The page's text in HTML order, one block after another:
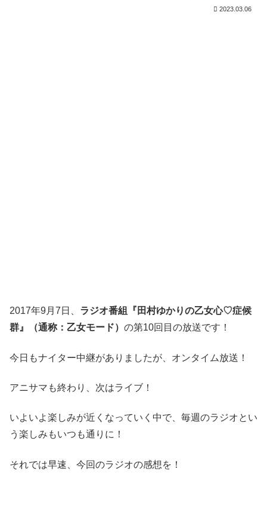
2023.03.06
2017年9月7日、 ラジオ番組『田村ゆかりの乙女心♡症候
群』（通称：乙女モード） の第10回目の放送です！
今日もナイター中継がありましたが、オンタイム放送！
アニサマも終わり、次はライブ！
いよいよ楽しみが近くなっていく中で、毎週のラジオとい
う楽しみもいつも通りに！
それでは早速、今回のラジオの感想を！